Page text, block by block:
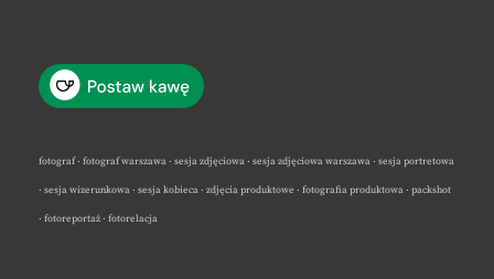
fotograf · fotograf warszawa · sesja zdjęciowa · sesja zdjęciowa warszawa · sesja portretowa
· sesja wizerunkowa · sesja kobieca · zdjęcia produktowe · fotografia produktowa · packshot
· fotoreportaż · fotorelacja